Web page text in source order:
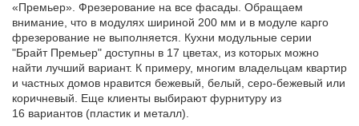
«Премьер». Фрезерование на все фасады. Обращаем
внимание, что в модулях шириной 200 мм и в модуле карго
фрезерование не выполняется. Кухни модульные серии
"Брайт Премьер" доступны в 17 цветах, из которых можно
найти лучший вариант. К примеру, многим владельцам квартир
и частных домов нравится бежевый, белый, серо-бежевый или
коричневый. Еще клиенты выбирают фурнитуру из
16 вариантов (пластик и металл).